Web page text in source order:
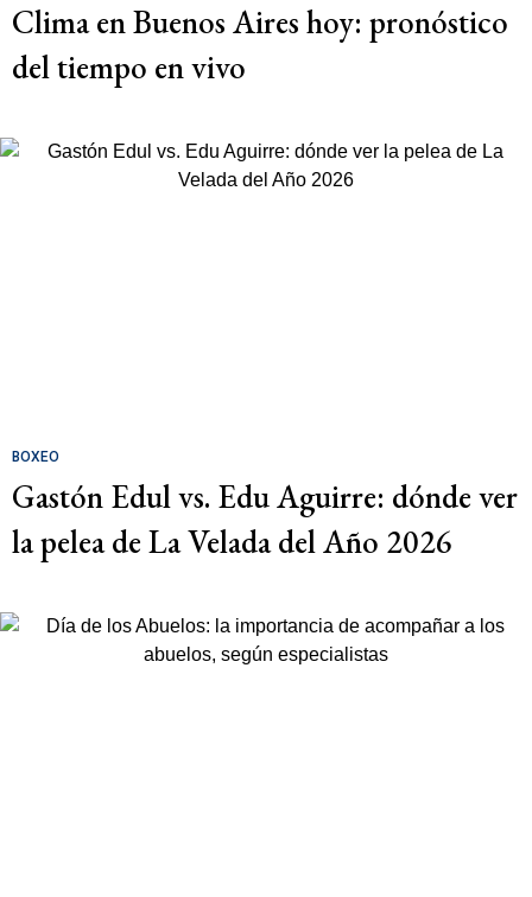
Clima en Buenos Aires hoy: pronóstico
del tiempo en vivo
BOXEO
Gastón Edul vs. Edu Aguirre: dónde ver
la pelea de La Velada del Año 2026